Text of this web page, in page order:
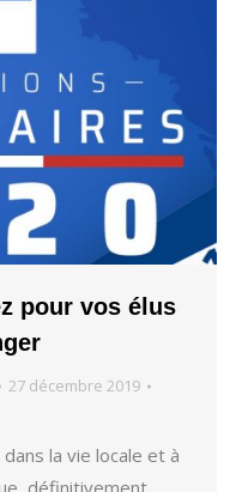
pour vos élus
27 décembre 2019
la vie locale et à